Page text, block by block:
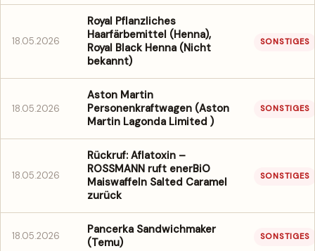
18.05.2026
Royal Pflanzliches
Haarfärbemittel (Henna),
Royal Black Henna (Nicht
bekannt)
SONSTIGES
18.05.2026
Aston Martin
Personenkraftwagen (Aston
Martin Lagonda Limited )
SONSTIGES
18.05.2026
Rückruf: Aflatoxin –
ROSSMANN ruft enerBiO
Maiswaffeln Salted Caramel
zurück
SONSTIGES
18.05.2026
Pancerka Sandwichmaker
(Temu)
SONSTIGES